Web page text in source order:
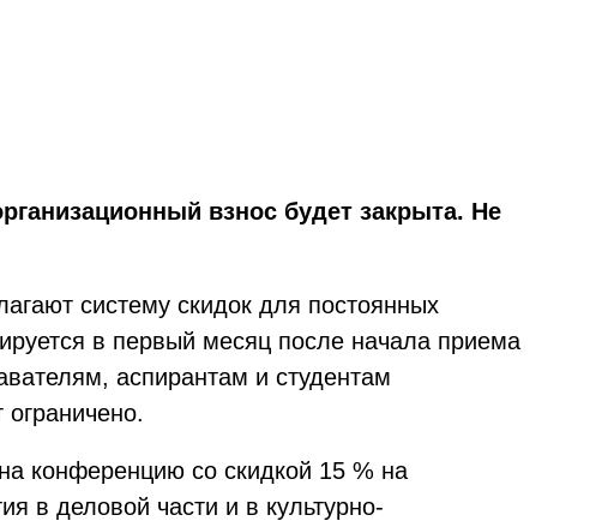
взнос будет закрыта. Не
систему скидок для постоянных
в первый месяц после начала приема
аспирантам и студентам
конференцию со скидкой 15 % на
в деловой части и в культурно-